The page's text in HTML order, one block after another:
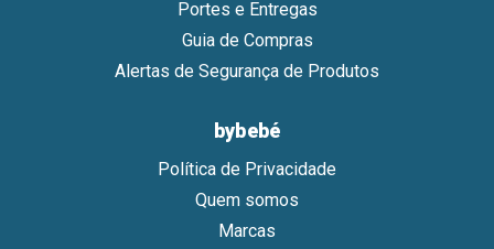
Portes e Entregas
Guia de Compras
Alertas de Segurança de Produtos
bybebé
Política de Privacidade
Quem somos
Marcas